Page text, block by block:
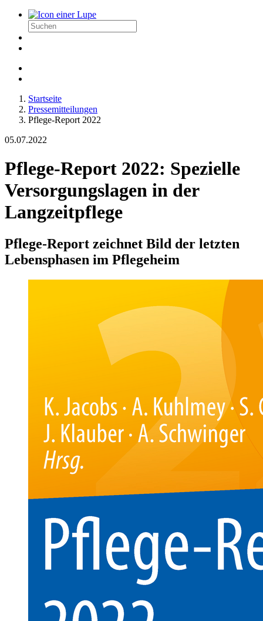
Startseite
Pressemitteilungen
Pflege-Report 2022
05.07.2022
Pflege-Report 2022: Spezielle
Versorgungslagen in der
Langzeitpflege
Pflege-Report zeichnet Bild der letzten
Lebensphasen im Pflegeheim